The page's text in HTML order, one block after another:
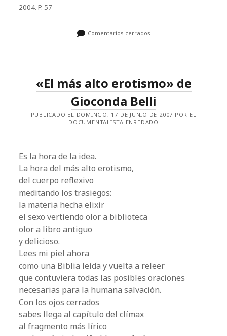
2004. P. 57
Comentarios cerrados
«El más alto erotismo» de
Gioconda Belli
PUBLICADO EL DOMINGO, 17 DE JUNIO DE 2007 POR EL
DOCUMENTALISTA ENREDADO
Es la hora de la idea.
La hora del más alto erotismo,
del cuerpo reflexivo
meditando los trasiegos:
la materia hecha elixir
el sexo vertiendo olor a biblioteca
olor a libro antiguo
y delicioso.
Lees mi piel ahora
como una Biblia leída y vuelta a releer
que contuviera todas las posibles oraciones
necesarias para la humana salvación.
Con los ojos cerrados
sabes llega al capítulo del clímax
al fragmento más lírico